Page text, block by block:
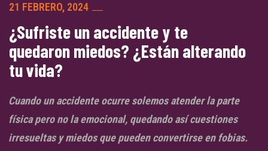
21 FEBRERO, 2024
¿Sufriste un accidente y te
quedaron miedos? ¿Están alterando
tu vida?
Cuando un accidente ocurre solemos atender la parte
física pero no la emocional, quedando así cuestiones
irresueltas y miedos que pueden convertirse en fobias.